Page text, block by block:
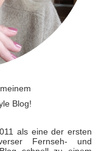
Blog!
als eine der ersten
Fernseh- und